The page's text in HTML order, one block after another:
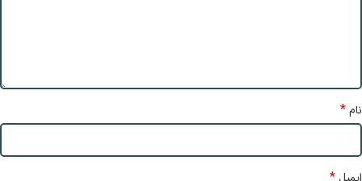
نام*